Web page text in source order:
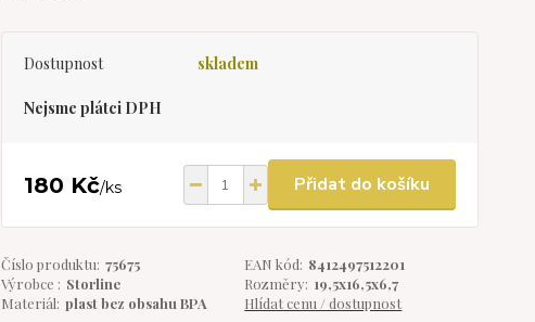
Dostupnost skladem
Nejsme plátci DPH
180 Kč/ks Přidat do košíku
Číslo produktu: 75675 EAN kód: 8412497512201
Výrobce : Storline Rozměry: 19,5x16,5x6,7
Materiál: plast bez obsahu BPA Hlídat cenu / dostupnost